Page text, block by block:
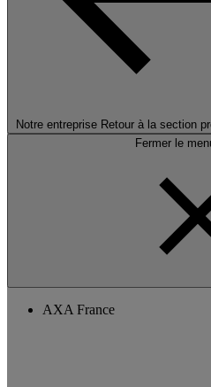
Notre entreprise Retour à la section
Fermer le
AXA France